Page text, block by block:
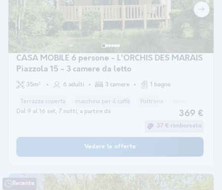
CASA MOBILE 6 persone - L'ORCHIS DES MARAIS
Piazzola 15 - 3 camere da letto
35m² 6 adulti 3 camere 1 bagno
Terrazza coperta macchina per il caffè Poltrona
Dal 9 al 16 set, 7 notti, a partire da 369 €
37 € rimborsato
Vedere le offerte
Recente